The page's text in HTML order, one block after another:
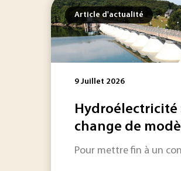
Article d'actualité
9 Juillet 2026
Hydroélectricité
change de
Pour mettre fin à un